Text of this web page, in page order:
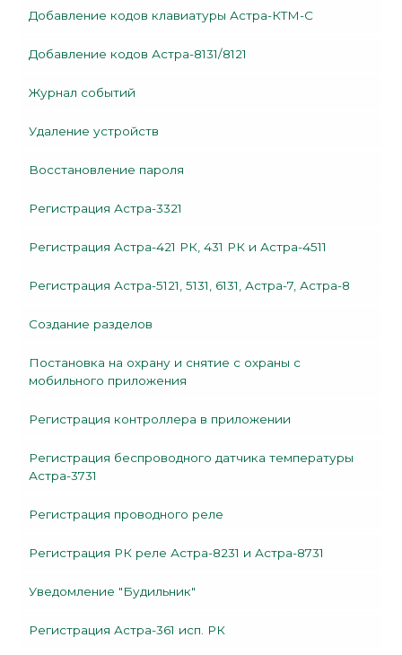
Добавление кодов клавиатуры Астра-КТМ-С
Добавление кодов Астра-8131/8121
Журнал событий
Удаление устройств
Восстановление пароля
Регистрация Астра-3321
Регистрация Астра-421 РК, 431 РК и Астра-4511
Регистрация Астра-5121, 5131, 6131, Астра-7, Астра-8
Создание разделов
Постановка на охрану и снятие с охраны с
мобильного приложения
Регистрация контроллера в приложении
Регистрация беспроводного датчика температуры
Астра-3731
Регистрация проводного реле
Регистрация РК реле Астра-8231 и Астра-8731
Уведомление "Будильник"
Регистрация Астра-361 исп. РК